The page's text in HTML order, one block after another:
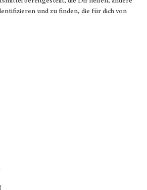
und zu finden, die für dich von